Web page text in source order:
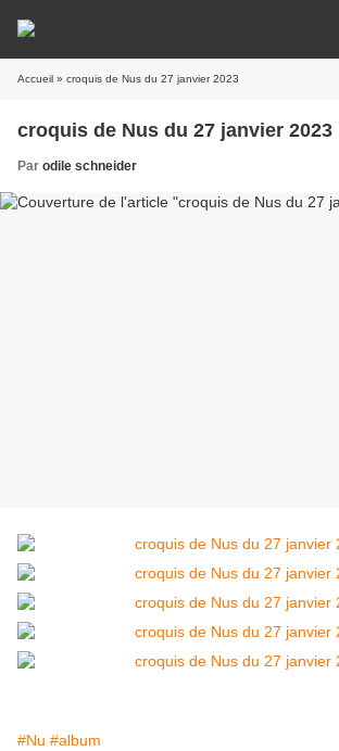
Accueil » croquis de Nus du 27 janvier 2023
croquis de Nus du 27 janvier 2023
Par odile schneider
#Nu #album